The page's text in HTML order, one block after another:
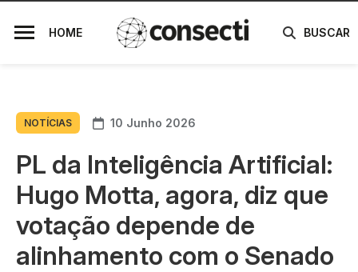
HOME BUSCAR
NOTÍCIAS 10 Junho 2026
PL da Inteligência Artificial:
Hugo Motta, agora, diz que
votação depende de
alinhamento com o Senado